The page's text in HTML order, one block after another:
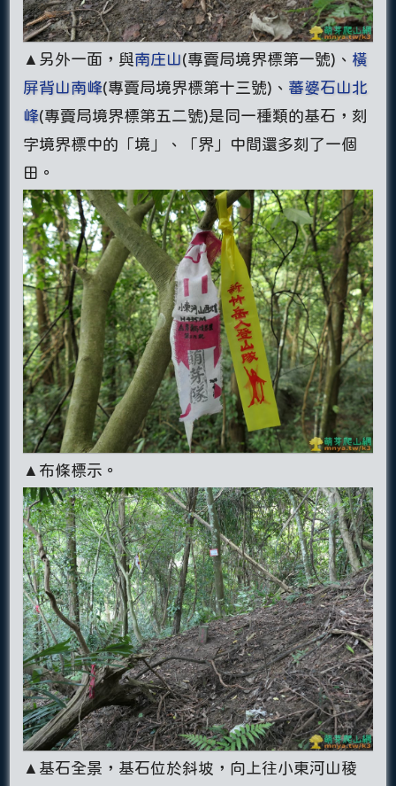
▲另外一面，與南庄山(專賣局境界標第一號)、 橫
屏背山南峰(專賣局境界標第十三號)、 蕃婆石山北
峰(專賣局境界標第五二號)是同一種類的基石，刻
字境界標中的「境」、「界」中間還多刻了一個
田。
▲布條標示。
▲基石全景，基石位於斜坡，向上往小東河山稜